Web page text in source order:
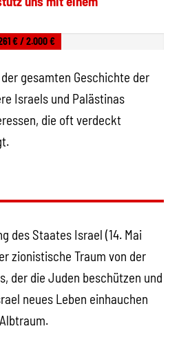
€ / 2.000 €
gesamten Geschichte der
Israels und Palästinas
die oft verdeckt
des Staates Israel (14. Mai
zionistische Traum von der
der die Juden beschützen und
neues Leben einhauchen